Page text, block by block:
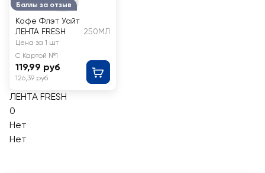
Баллы за отзыв
Кофе Флэт Уайт
ЛЕНТА FRESH
250МЛ
Цена за 1 шт
С Картой №1
119,99 руб
126,39 руб
ЛЕНТА FRESH
0
Нет
Нет